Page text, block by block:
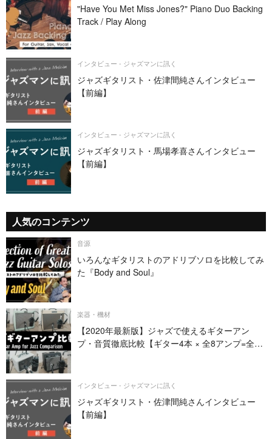
"Have You Met Miss Jones?" Piano Duo Backing
Track / Play Along
インタビュー - ジャズマンに訊く
ジャズギタリスト・佐津間純さんインタビュー
【前編】
インタビュー - ジャズマンに訊く
ジャズギタリスト・馬場孝喜さんインタビュー
【前編】
人気のコンテンツ
音源
いろんなギタリストのアドリブソロを比較してみ
た『Body and Soul』
楽器・機材
【2020年最新版】ジャズで使えるギターアン
プ・音質徹底比較【ギター4本 × 全8アンプ=全32
インタビュー - ジャズマンに訊く
ジャズギタリスト・佐津間純さんインタビュー
【前編】